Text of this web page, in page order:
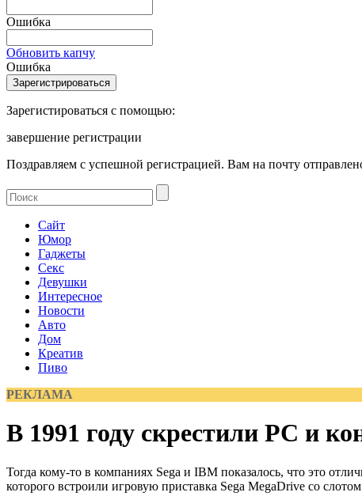
Ошибка
Обновить капчу
Ошибка
Зарегистироваться с помощью:
завершение регистрации
Поздравляем с успешной регистрацией. Вам на почту
Сайт
Юмор
Гаджеты
Секс
Девушки
Интересное
Новости
Авто
Дом
Креатив
Пиво
РЕКЛАМА
В 1991 году скрестили PC и
Тогда кому-то в компаниях Sega и IBM показалось, что это
которого встроили игровую приставка Sega MegaDrive со